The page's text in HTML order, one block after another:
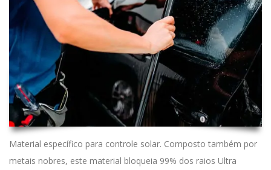
Material específico para controle solar. Composto também por
metais nobres, este material bloqueia 99% dos raios Ultra